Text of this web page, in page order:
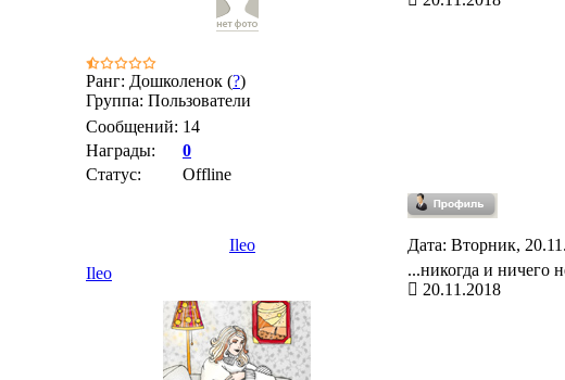
Ранг: Дошколенок (?)
Группа: Пользователи
Сообщений: 14
Награды:
0
Статус:
Offline
Ileo Дата: Вторник,
Ileo
...никогда и ничего
20.11.2018